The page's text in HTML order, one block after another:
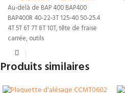
Au-delà de BAP 400 BAP400
BAP400R 40-22-3T 125-40 50-25.4
4T 5T 6T 7T 8T 10T, tête de fraise
carrée, outils
Produits similaires